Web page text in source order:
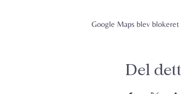
Google Maps blev
Del